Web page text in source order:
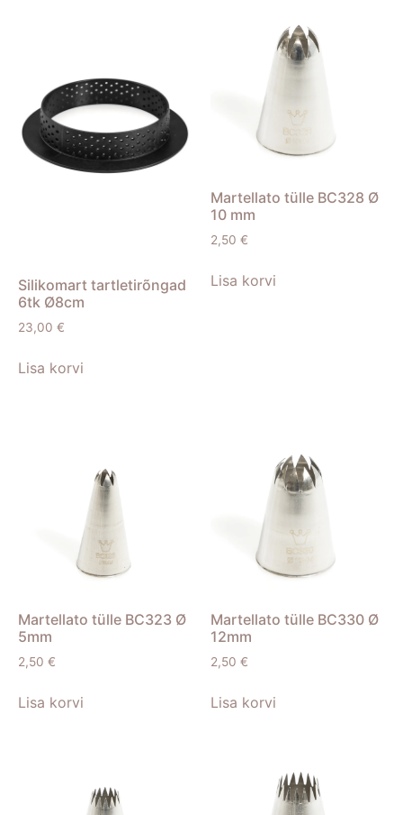
Silikomart tartletirõngad
6tk Ø8cm
23,00 €
Lisa korvi
Martellato tülle BC328 Ø
10 mm
2,50 €
Lisa korvi
Martellato tülle BC323 Ø
5mm
2,50 €
Lisa korvi
Martellato tülle BC330 Ø
12mm
2,50 €
Lisa korvi